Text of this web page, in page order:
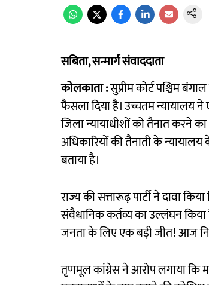
सबिता, सन्मार्ग संवाददाता
कोलकाता :सुप्रीम कोर्ट पश्चिम
फैसला दिया है। उच्चतम न्यायालय
जिला न्यायाधीशों को तैनात करने
अधिकारियों की तैनाती के
बताया है।
राज्य की सत्तारूढ़ पार्टी ने दावा
संवैधानिक कर्तव्य का उल्लंघन
जनता के लिए एक बड़ी जीत! आज
तृणमूल कांग्रेस ने आरोप लगाया कि